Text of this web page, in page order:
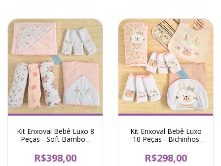
Kit Enxoval Bebê Luxo 8
Peças - Soft Bamboo
R$398,00
Kit Enxoval Bebê Luxo
10 Peças - Bichinhos
R$298,00